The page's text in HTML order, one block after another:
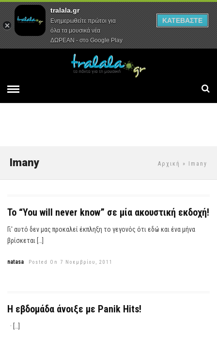
Αρχική Συνεντεύξεις Ρεπορτάζ
Αρχική » Imany
Imany
To “You will never know” σε μία ακουστική εκδοχή!
Γι' αυτό δεν μας προκαλεί έκπληξη το γεγονός ότι εδώ και ένα μήνα
βρίσκεται […]
natasa Posted On 7 Νοεμβρίου, 2011
H εβδομάδα άνοιξε με Panik Hits!
· […]
tralala.gr
Ενημερωθείτε πρώτοι για
όλα τα μουσικά νέα
ΔΩΡΕΑΝ - στο Google Play
ΚΑΤΕΒΑΣΤΕ